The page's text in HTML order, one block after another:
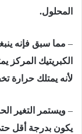
المحلول.
– مما سبق فإنه
الكبریتیك المركز
لأنه یمتلك حرارة
– ویستمر التغیر
یكون بدرجة أقل